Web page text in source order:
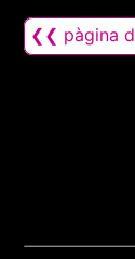
❮❮ pàgina